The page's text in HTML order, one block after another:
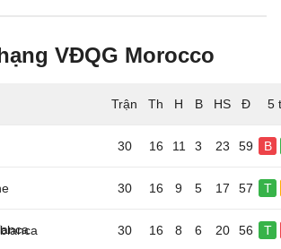
VĐQG Morocco
5
30 16 11 3 23 59 B
30 16 9 5 17 57 T
30 16 8 6 20 56 T